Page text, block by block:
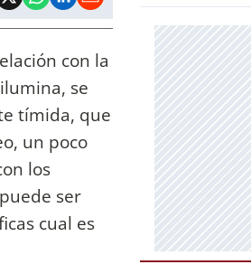
con la
se
tímida, que
un poco
los
ser
cual es